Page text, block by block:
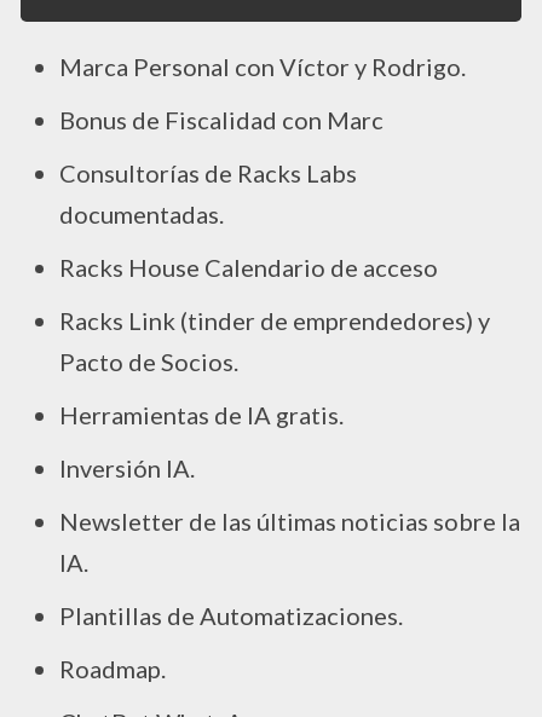
Marca Personal con Víctor y Rodrigo.
Bonus de Fiscalidad con Marc
Consultorías de Racks Labs
documentadas.
Racks House Calendario de acceso
Racks Link (tinder de emprendedores) y
Pacto de Socios.
Herramientas de IA gratis.
Inversión IA.
Newsletter de las últimas noticias sobre la
IA.
Plantillas de Automatizaciones.
Roadmap.